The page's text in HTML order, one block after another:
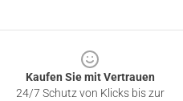
Kaufen Sie mit Vertrauen
24/7 Schutz von Klicks bis zur